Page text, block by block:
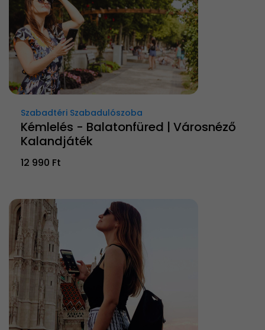
Szabadtéri Szabadulószoba
Kémlelés - Balatonfüred | Városnéző
Kalandjáték
12 990 Ft